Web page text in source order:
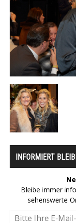
INFORMIERT
Bleibe immer
sehenswerte